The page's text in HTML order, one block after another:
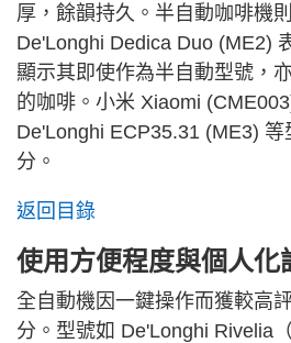
厚，餘韻持久。半自動咖啡機
De'Longhi Dedica Duo (ME2)
顯示其即使作為半自動型號，
的咖啡。小米 Xiaomi
De'Longhi ECP35.31 (ME3)
分。
返回目錄
使用方便程度與個人化
全自動機因一鍵操作而獲較高
分。型號如 De'Longhi Rivelia